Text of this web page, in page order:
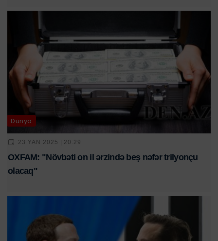
Dünya
23 YAN 2025 | 20:29
OXFAM: "Növbəti on il ərzində beş nəfər trilyonçu
olacaq"